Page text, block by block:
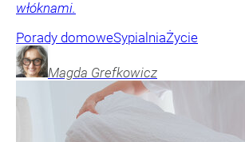
włóknami.
Porady domoweSypialniaŻycie
Magda Grefkowicz